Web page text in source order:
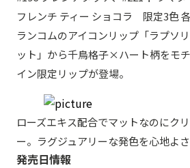
フレンチ ティー ショコラ 限定3色
ランコムのアイコンリップ「ラプソ
ット」から千鳥格子×ハート柄をモ
イン限定リップが登場。
ローズエキス配合でマットなのにク
ー。ラグジュアリーな発色を心地よさ
発売日情報